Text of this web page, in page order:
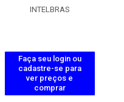
INTELBRAS
Faça seu login ou
cadastre-se para
ver preços e
comprar